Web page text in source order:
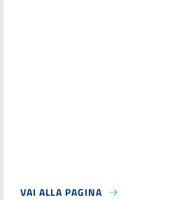
VAI ALLA PAGINA